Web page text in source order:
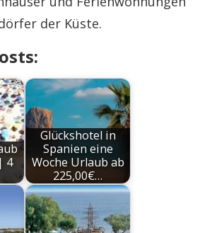
der Küste.
4
Glückshotel in
Spanien eine
Woche Urlaub ab
225,00€…